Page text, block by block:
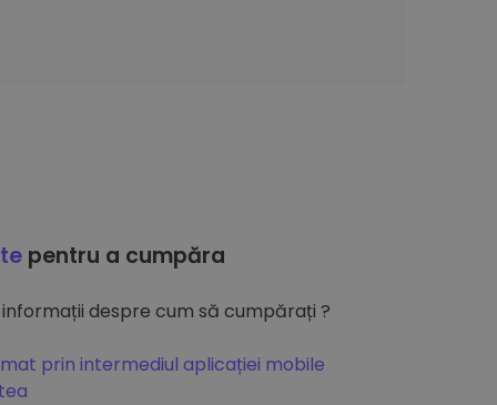
pentru a cumpăra
despre cum să cumpărați ?
prin intermediul aplicației mobile